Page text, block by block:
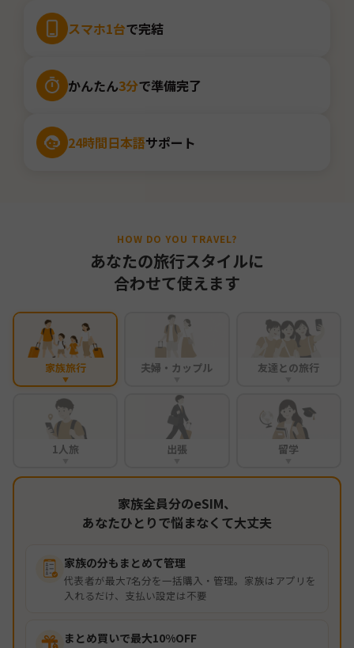
スマホ1台で完結
かんたん3分で準備完了
24時間日本語サポート
HOW DO YOU TRAVEL?
あなたの旅行スタイルに
合わせて使えます
家族旅行
▼
夫婦・カップル 友達との旅行
1人旅 出張 留学
家族全員分のeSIM、
あなたひとりで悩まなくて大丈夫
家族の分もまとめて管理
代表者が最大7名分を一括購入・管理。家族はアプリを
入れるだけ、支払い設定は不要
まとめ買いで最大10%OFF